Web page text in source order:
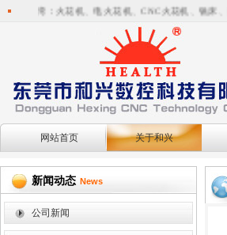
台湾：火花机、电火花机、CNC火花机、铣床、磨
网站首页 关于和兴
新闻动态 News
公司新闻